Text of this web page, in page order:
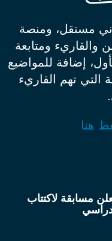
مستقل، ومنصة
والقاريء ومتابعة
إضافة للمواضيع
التي تهم القاريء
هنا
مسابقة لاكتتاب